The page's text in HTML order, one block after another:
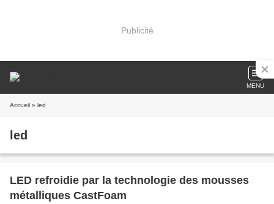
Publicité
MENU
Accueil » led
led
LED refroidie par la technologie des mousses
métalliques CastFoam